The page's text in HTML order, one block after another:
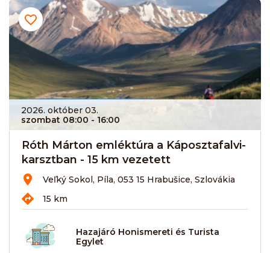
2026. október 03.
szombat 08:00 - 16:00
Róth Márton emléktúra a Káposztafalvi-
karsztban - 15 km vezetett
Veľký Sokol, Píla, 053 15 Hrabušice, Szlovákia
15 km
Hazajáró Honismereti és Turista
Egylet